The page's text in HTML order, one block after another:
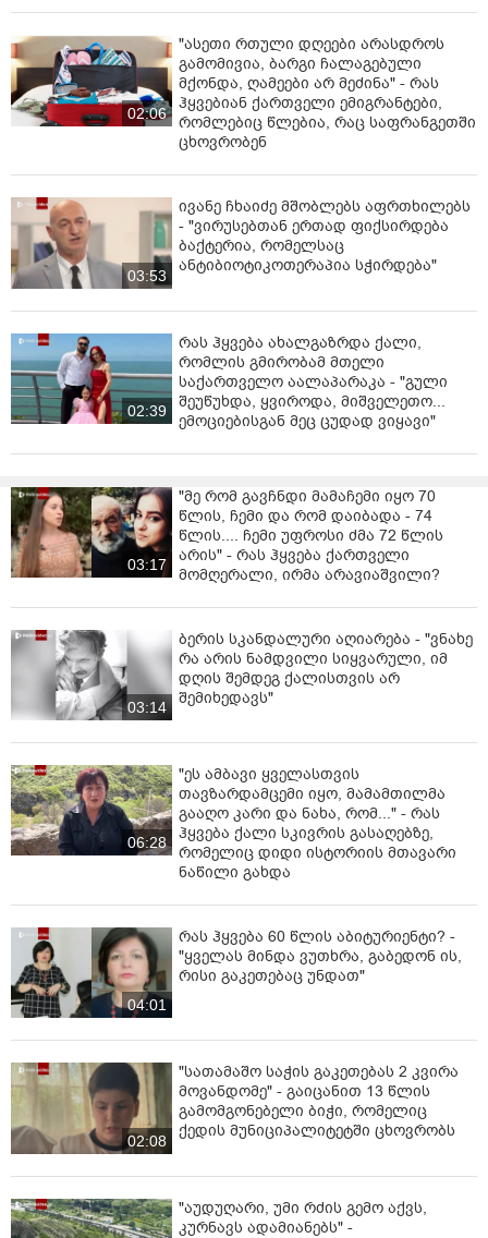
02:06
"ასეთი რთული დღეები არასდროს
გამომივია, ბარგი ჩალაგებული
მქონდა, ღამეები არ მეძინა" - რას
ჰყვებიან ქართველი ემიგრანტები,
რომლებიც წლებია, რაც საფრანგეთში
ცხოვრობენ
03:53
ივანე ჩხაიძე მშობლებს აფრთხილებს
- "ვირუსებთან ერთად ფიქსირდება
ბაქტერია, რომელსაც
ანტიბიოტიკოთერაპია სჭირდება"
02:39
რას ჰყვება ახალგაზრდა ქალი,
რომლის გმირობამ მთელი
საქართველო აალაპარაკა - "გული
შეუწუხდა, ყვიროდა, მიშველეთო...
ემოციებისგან მეც ცუდად ვიყავი"
03:17
"მე რომ გავჩნდი მამაჩემი იყო 70
წლის, ჩემი და რომ დაიბადა - 74
წლის.... ჩემი უფროსი ძმა 72 წლის
არის" - რას ჰყვება ქართველი
მომღერალი, ირმა არავიაშვილი?
03:14
ბერის სკანდალური აღიარება - "ვნახე
რა არის ნამდვილი სიყვარული, იმ
დღის შემდეგ ქალისთვის არ
შემიხედავს"
06:28
"ეს ამბავი ყველასთვის
თავზარდამცემი იყო, მამამთილმა
გააღო კარი და ნახა, რომ..." - რას
ჰყვება ქალი სკივრის გასაღებზე,
რომელიც დიდი ისტორიის მთავარი
ნაწილი გახდა
04:01
რას ჰყვება 60 წლის აბიტურიენტი? -
"ყველას მინდა ვუთხრა, გაბედონ ის,
რისი გაკეთებაც უნდათ"
02:08
"სათამაშო საჭის გაკეთებას 2 კვირა
მოვანდომე" - გაიცანით 13 წლის
გამომგონებელი ბიჭი, რომელიც
ქედის მუნიციპალიტეტში ცხოვრობს
"აუდუღარი, უმი რძის გემო აქვს,
კურნავს ადამიანებს" -